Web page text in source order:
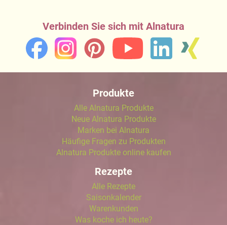
Verbinden Sie sich mit Alnatura
Produkte
Alle Alnatura Produkte
Neue Alnatura Produkte
Marken bei Alnatura
Häufige Fragen zu Produkten
Alnatura Produkte online kaufen
Rezepte
Alle Rezepte
Saisonkalender
Warenkunden
Was koche ich heute?